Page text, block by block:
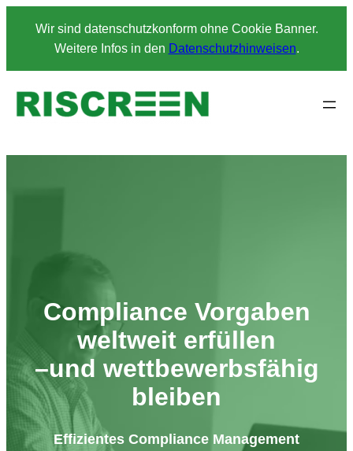
Wir sind datenschutzkonform ohne Cookie Banner.
Weitere Infos in den Datenschutzhinweisen.
Compliance Vorgaben
weltweit erfüllen
–und wettbewerbsfähig
bleiben
Effizientes Compliance Management